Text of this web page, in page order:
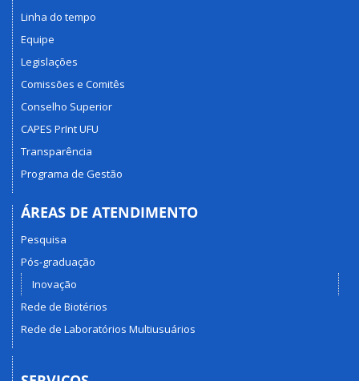
Linha do tempo
Equipe
Legislações
Comissões e Comitês
Conselho Superior
CAPES PrInt UFU
Transparência
Programa de Gestão
ÁREAS DE ATENDIMENTO
Pesquisa
Pós-graduação
Inovação
Rede de Biotérios
Rede de Laboratórios Multiusuários